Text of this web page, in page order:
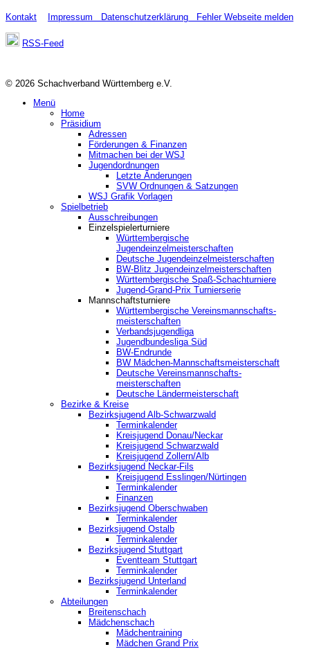
Kontakt Impressum Datenschutzerklärung Fehler Webseite melden
RSS-Feed
© 2026 Schachverband Württemberg e.V.
Menü
Home
Präsidium
Adressen
Förderungen & Finanzen
Mitmachen bei der WSJ
Jugendordnungen
Letzte Änderungen
SVW Ordnungen & Satzungen
WSJ Grafik Vorlagen
Spielbetrieb
Ausschreibungen
Einzelspielerturniere
Württembergische
Jugendeinzelmeisterschaften
Deutsche Jugendeinzelmeisterschaften
BW-Blitz Jugendeinzelmeisterschaften
Württembergische Spaß-Schachturniere
Jugend-Grand-Prix Turnierserie
Mannschaftsturniere
Württembergische Vereinsmannschafts-
meisterschaften
Verbandsjugendliga
Jugendbundesliga Süd
BW-Endrunde
BW Mädchen-Mannschaftsmeisterschaft
Deutsche Vereinsmannschafts-
meisterschaften
Deutsche Ländermeisterschaft
Bezirke & Kreise
Bezirksjugend Alb-Schwarzwald
Terminkalender
Kreisjugend Donau/Neckar
Kreisjugend Schwarzwald
Kreisjugend Zollern/Alb
Bezirksjugend Neckar-Fils
Kreisjugend ‎Esslingen/Nürtingen
Terminkalender
Finanzen
Bezirksjugend Oberschwaben
Terminkalender
Bezirksjugend Ostalb
Terminkalender
Bezirksjugend Stuttgart
‎Eventteam Stuttgart
Terminkalender
Bezirksjugend Unterland
Terminkalender
Abteilungen
Breitenschach
Mädchenschach
Mädchentraining
Mädchen Grand Prix